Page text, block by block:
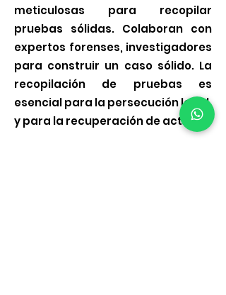
meticulosas para recopilar
pruebas sólidas. Colaboran con
expertos forenses, investigadores
para construir un caso sólido. La
recopilación de pruebas es
esencial para la persecución legal,
y para la recuperación de activos.